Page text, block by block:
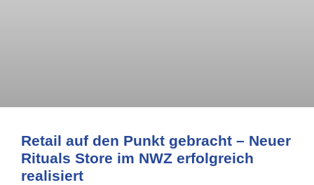
Retail auf den Punkt gebracht – Neuer
Rituals Store im NWZ erfolgreich
realisiert